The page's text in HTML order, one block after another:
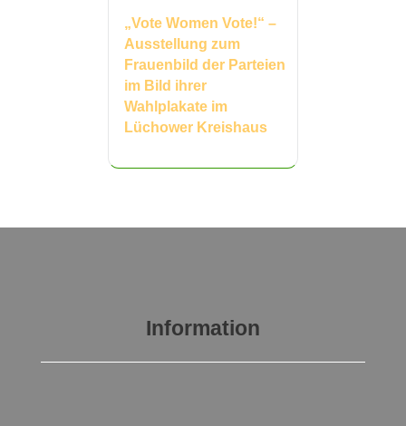
„Vote Women Vote!“ –
Ausstellung zum
Frauenbild der Parteien
im Bild ihrer
Wahlplakate im
Lüchower Kreishaus
Information